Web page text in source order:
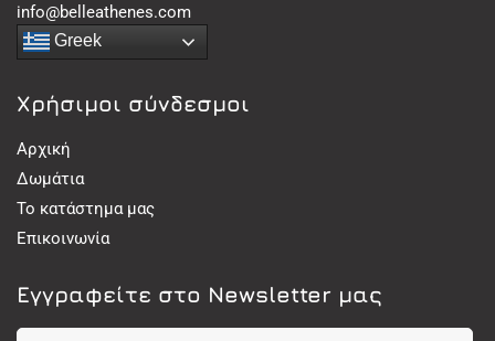
info@belleathenes.com
Greek
Χρήσιμοι σύνδεσμοι
Αρχική
Δωμάτια
Το κατάστημα μας
Επικοινωνία
Εγγραφείτε στο Newsletter μας